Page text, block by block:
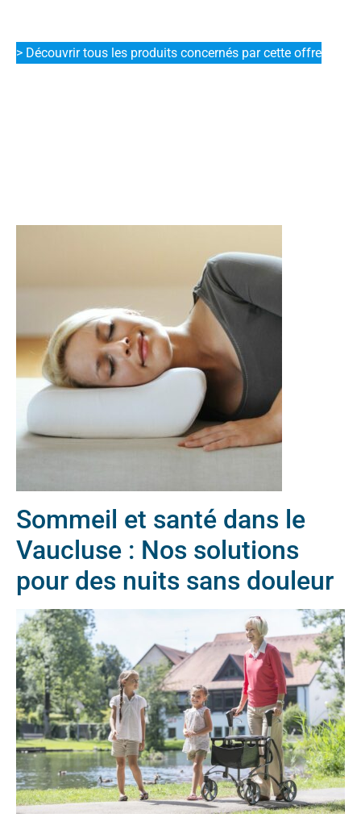
> Découvrir tous les produits concernés par cette offre
Sommeil et santé dans le
Vaucluse : Nos solutions
pour des nuits sans douleur